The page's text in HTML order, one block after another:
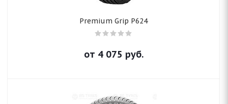
Premium Grip P624
от 4 075 руб.